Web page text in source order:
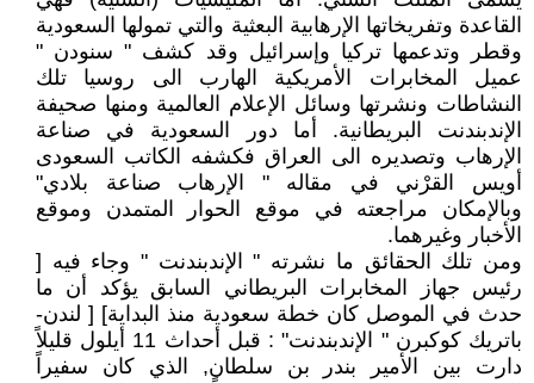
القاعدة وتفريخاتها الإرهابية البعثية والتي تمولها السعودية
وقطر وتدعمها تركيا وإسرائيل وقد كشف " سنودن "
عميل المخابرات الأمريكية الهارب الى روسيا تلك
النشاطات ونشرتها وسائل الإعلام العالمية ومنها صحيفة
الإندبندنت البريطانية. أما دور السعودية في صناعة
الإرهاب وتصديره الى العراق فكشفه الكاتب السعودى
أويس القرْني في مقاله " الإرهاب صناعة بلادي"
وبالإمكان مراجعته في موقع الحوار المتمدن وموقع
الأخبار وغيرهما.
ومن تلك الحقائق ما نشرته " الإندبندنت " وجاء فيه [
رئيس جهاز المخابرات البريطاني السابق يؤكد أن ما
حدث في الموصل كان خطة سعودية منذ البداية] [ لندن-
باتريك كوكبرن " الإندبندنت" : قبل أحداث 11 أيلول قليلاً
دارت بين الأمير بندر بن سلطان, الذي كان سفيراً